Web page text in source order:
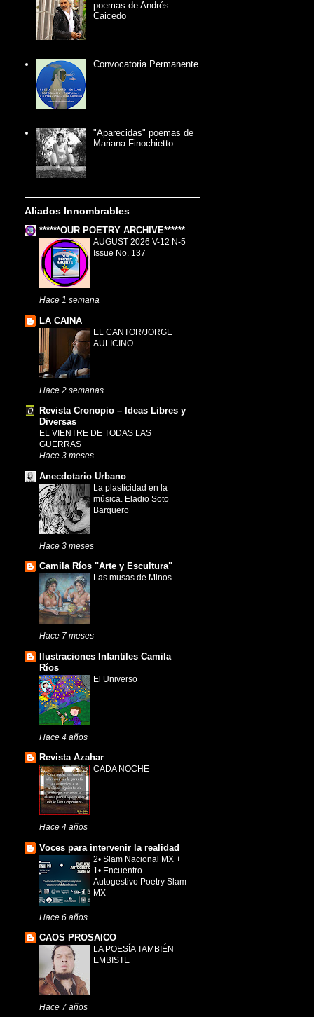
poemas de Andrés
Caicedo
Convocatoria Permanente
"Aparecidas" poemas de
Mariana Finochietto
Aliados Innombrables
******OUR POETRY ARCHIVE******
AUGUST 2026 V-12 N-5
Issue No. 137
Hace 1 semana
LA CAINA
EL CANTOR/JORGE
AULICINO
Hace 2 semanas
Revista Cronopio – Ideas Libres y
Diversas
EL VIENTRE DE TODAS LAS
GUERRAS
Hace 3 meses
Anecdotario Urbano
La plasticidad en la
música. Eladio Soto
Barquero
Hace 3 meses
Camila Ríos "Arte y Escultura"
Las musas de Minos
Hace 7 meses
Ilustraciones Infantiles Camila
Ríos
El Universo
Hace 4 años
Revista Azahar
CADA NOCHE
Hace 4 años
Voces para intervenir la realidad
2• Slam Nacional MX +
1• Encuentro
Autogestivo Poetry Slam
MX
Hace 6 años
CAOS PROSAICO
LA POESÍA TAMBIÉN
EMBISTE
Hace 7 años